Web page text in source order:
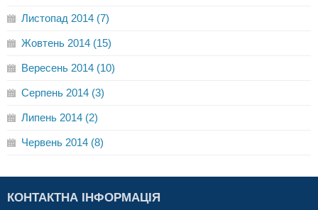
Листопад 2014 (7)
Жовтень 2014 (15)
Вересень 2014 (10)
Серпень 2014 (3)
Липень 2014 (2)
Червень 2014 (8)
КОНТАКТНА ІНФОРМАЦІЯ